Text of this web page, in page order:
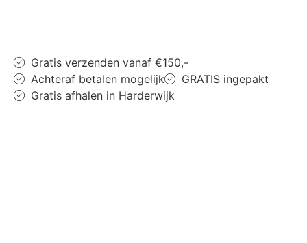
Gratis verzenden vanaf €150,-
Achteraf betalen mogelijk
GRATIS ingepakt
Gratis afhalen in Harderwijk